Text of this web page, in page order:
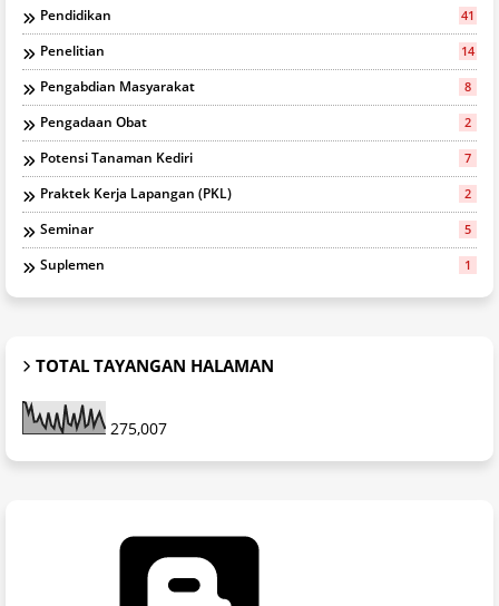
Pendidikan 41
Penelitian 14
Pengabdian Masyarakat 8
Pengadaan Obat 2
Potensi Tanaman Kediri 7
Praktek Kerja Lapangan (PKL) 2
Seminar 5
Suplemen 1
TOTAL TAYANGAN HALAMAN
275,007